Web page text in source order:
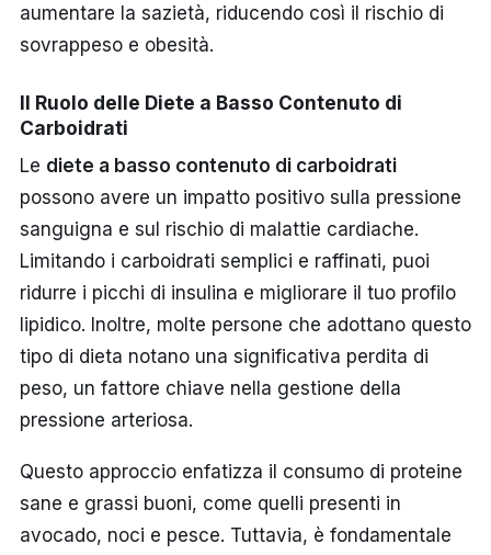
aumentare la sazietà, riducendo così il rischio di
sovrappeso e obesità.
Il Ruolo delle Diete a Basso Contenuto di
Carboidrati
Le diete a basso contenuto di carboidrati
possono avere un impatto positivo sulla pressione
sanguigna e sul rischio di malattie cardiache.
Limitando i carboidrati semplici e raffinati, puoi
ridurre i picchi di insulina e migliorare il tuo profilo
lipidico. Inoltre, molte persone che adottano questo
tipo di dieta notano una significativa perdita di
peso, un fattore chiave nella gestione della
pressione arteriosa.
Questo approccio enfatizza il consumo di proteine
sane e grassi buoni, come quelli presenti in
avocado, noci e pesce. Tuttavia, è fondamentale